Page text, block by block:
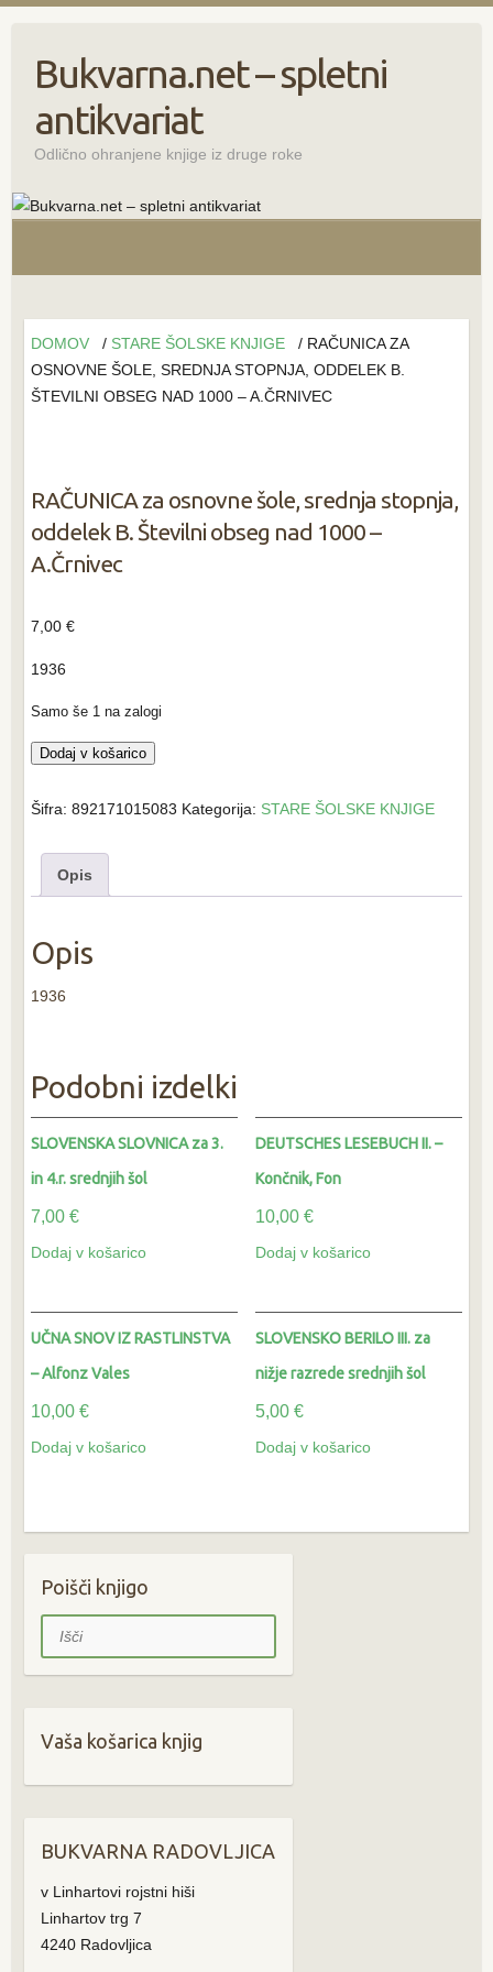
Bukvarna.net – spletni
antikvariat
Odlično ohranjene knjige iz druge roke
DOMOV / STARE ŠOLSKE KNJIGE
/ RAČUNICA ZA
OSNOVNE ŠOLE, SREDNJA STOPNJA, ODDELEK B.
ŠTEVILNI OBSEG NAD 1000 – A.ČRNIVEC
RAČUNICA za osnovne šole, srednja stopnja,
oddelek B. Številni obseg nad 1000 –
A.Črnivec
7,00 €
1936
Samo še 1 na zalogi
RAČUNICA
osnovne
srednja
stopnja,
B.
Številni
obseg
A.Črnivec
količina
Dodaj v košarico
Šifra: 892171015083 Kategorija: STARE ŠOLSKE KNJIGE
Opis
Opis
1936
Podobni izdelki
SLOVENSKA SLOVNICA za 3.
in 4.r. srednjih šol
7,00 €
Dodaj v košarico
DEUTSCHES LESEBUCH II. –
Končnik, Fon
10,00 €
Dodaj v košarico
UČNA SNOV IZ RASTLINSTVA
– Alfonz Vales
10,00 €
Dodaj v košarico
SLOVENSKO BERILO III. za
nižje razrede srednjih šol
5,00 €
Dodaj v košarico
Poišči knjigo
Išči
Vaša košarica knjig
BUKVARNA RADOVLJICA
v Linhartovi rojstni hiši
Linhartov trg 7
4240 Radovljica